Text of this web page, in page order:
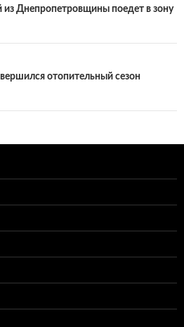
из Днепропетровщины поедет в зону
отопительный сезон